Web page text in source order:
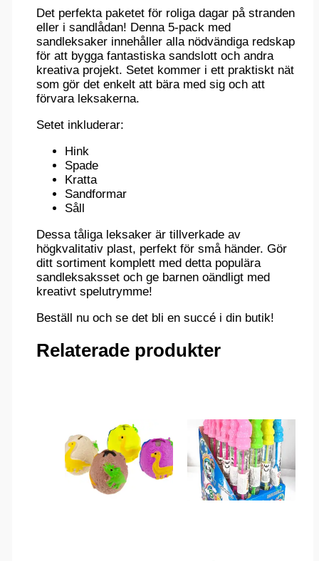
Det perfekta paketet för roliga dagar på stranden
eller i sandlådan! Denna 5-pack med
sandleksaker innehåller alla nödvändiga redskap
för att bygga fantastiska sandslott och andra
kreativa projekt. Setet kommer i ett praktiskt nät
som gör det enkelt att bära med sig och att
förvara leksakerna.
Setet inkluderar:
Hink
Spade
Kratta
Sandformar
Såll
Dessa tåliga leksaker är tillverkade av
högkvalitativ plast, perfekt för små händer. Gör
ditt sortiment komplett med detta populära
sandleksaksset och ge barnen oändligt med
kreativt spelutrymme!
Beställ nu och se det bli en succé i din butik!
Relaterade produkter